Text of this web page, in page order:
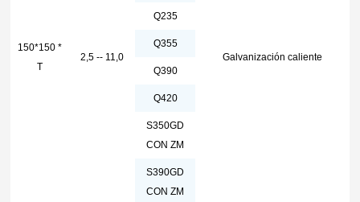
150*150 *
T
2,5 -- 11,0
Q235
Galvanización caliente
Q355
Q390
Q420
S350GD
CON ZM
S390GD
CON ZM